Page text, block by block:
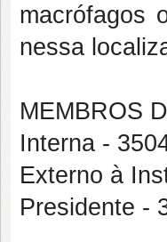
macrófagos
nessa
MEMBROS
Interna -
Externo à
Presidente -